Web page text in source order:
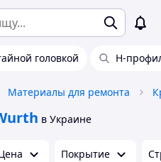
головкой H-
Материалы для ремонта
в Украине
Покрытие